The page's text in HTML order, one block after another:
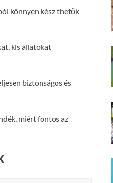
könnyen készíthetők
kis állatokat
biztonságos és
miért fontos az